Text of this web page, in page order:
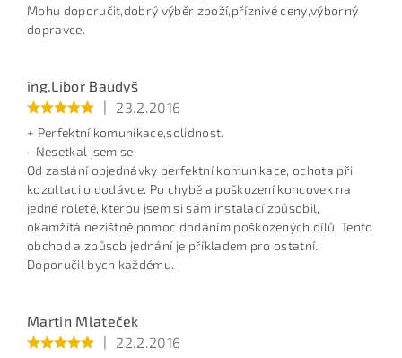
Mohu doporučit,dobrý výběr zboží,příznivé ceny,výborný
dopravce.
ing.Libor Baudyš
|
23.2.2016
+ Perfektní komunikace,solidnost.
- Nesetkal jsem se.
Od zaslání objednávky perfektní komunikace, ochota při
kozultaci o dodávce. Po chybě a poškození koncovek na
jedné roletě, kterou jsem si sám instalací způsobil,
okamžitá nezištně pomoc dodáním poškozených dílů. Tento
obchod a způsob jednání je příkladem pro ostatní.
Doporučil bych každému.
Martin Mlateček
|
22.2.2016